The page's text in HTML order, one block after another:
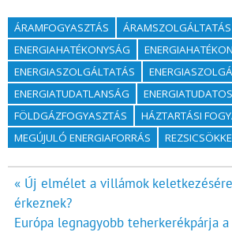
ÁRAMFOGYASZTÁS ÁRAMSZOLGÁLTATÁS
ENERGIAHATÉKONYSÁG
ENERGIASZOLGÁLTATÁS
ENERGIATUDATLANSÁG
FÖLDGÁZFOGYASZTÁS
HÁZTARTÁSI
MEGÚJULÓ ENERGIAFORRÁS
Bejegyzés
navigáció
« Új elmélet a villámok
érkeznek?
Európa legnagyobb teherkerékpárja